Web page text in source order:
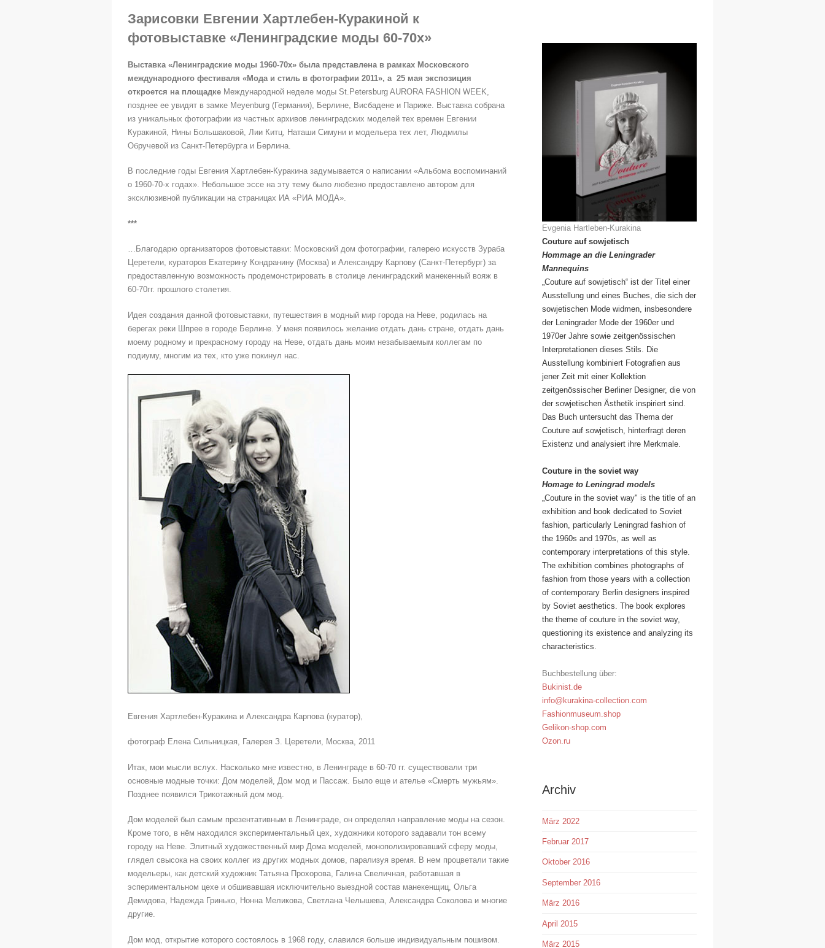
Зарисовки Евгении Хартлебен-Куракиной к
фотовыставке «Ленинградские моды 60-70х»
Выставка «Ленинградские моды 1960-70х» была представлена в рамках Московского
международного фестиваля «Мода и стиль в фотографии 2011», а 25 мая экспозиция
откроется на площадке Международной неделе моды St.Petersburg AURORA FASHION WEEK,
позднее ее увидят в замке Meyenburg (Германия), Берлине, Висбадене и Париже. Выставка собрана
из уникальных фотографии из частных архивов ленинградских моделей тех времен Евгении
Куракиной, Нины Большаковой, Лии Китц, Наташи Симуни и модельера тех лет, Людмилы
Обручевой из Санкт-Петербурга и Берлина.
В последние годы Евгения Хартлебен-Куракина задумывается о написании «Альбома воспоминаний
о 1960-70-х годах». Небольшое эссе на эту тему было любезно предоставлено автором для
эксклюзивной публикации на страницах ИА «РИА МОДА».
***
…Благодарю организаторов фотовыставки: Московский дом фотографии, галерею искусств Зураба
Церетели, кураторов Екатерину Кондранину (Москва) и Александру Карпову (Санкт-Петербург) за
предоставленную возможность продемонстрировать в столице ленинградский манекенный вояж в
60-70гг. прошлого столетия.
Идея создания данной фотовыставки, путешествия в модный мир города на Неве, родилась на
берегах реки Шпрее в городе Берлине. У меня появилось желание отдать дань стране, отдать дань
моему родному и прекрасному городу на Неве, отдать дань моим незабываемым коллегам по
подиуму, многим из тех, кто уже покинул нас.
Евгения Хартлебен-Куракина и Александра Карпова (куратор),
фотограф Елена Сильницкая, Галерея З. Церетели, Москва, 2011
Итак, мои мысли вслух. Насколько мне известно, в Ленинграде в 60-70 гг. существовали три
основные модные точки: Дом моделей, Дом мод и Пассаж. Было еще и ателье «Cмерть мужьям».
Позднее появился Трикотажный дом мод.
Дом моделей был самым презентативным в Ленинграде, он определял направление моды на сезон.
Кроме того, в нём находился экспериментальный цех, художники которого задавали тон всему
городу на Неве. Элитный художественный мир Дома моделей, монополизировавший сферу моды,
глядел свысока на своих коллег из других модных домов, парализуя время. В нем процветали такие
модельеры, как детский художник Татьяна Прохорова, Галина Свеличная, работавшая в
эспериментальном цехе и обшивавшая исключительно выездной состав манекенщиц, Ольга
Демидова, Надежда Гринько, Нонна Меликова, Светлана Челышева, Александра Соколова и многие
другие.
Дом мод, открытие которого состоялось в 1968 году, славился больше индивидуальным пошивом.
Evgenia Hartleben-Kurakina
Couture auf sowjetisch
Hommage an die Leningrader
Mannequins
„Couture auf sowjetisch“ ist der Titel einer
Ausstellung und eines Buches, die sich der
sowjetischen Mode widmen, insbesondere
der Leningrader Mode der 1960er und
1970er Jahre sowie zeitgenössischen
Interpretationen dieses Stils. Die
Ausstellung kombiniert Fotografien aus
jener Zeit mit einer Kollektion
zeitgenössischer Berliner Designer, die von
der sowjetischen Ästhetik inspiriert sind.
Das Buch untersucht das Thema der
Couture auf sowjetisch, hinterfragt deren
Existenz und analysiert ihre Merkmale.
Couture in the soviet way
Homage to Leningrad models
„Couture in the soviet way" is the title of an
exhibition and book dedicated to Soviet
fashion, particularly Leningrad fashion of
the 1960s and 1970s, as well as
contemporary interpretations of this style.
The exhibition combines photographs of
fashion from those years with a collection
of contemporary Berlin designers inspired
by Soviet aesthetics. The book explores
the theme of couture in the soviet way,
questioning its existence and analyzing its
characteristics.
Buchbestellung über:
Bukinist.de
info@kurakina-collection.com
Fashionmuseum.shop
Gelikon-shop.com
Ozon.ru
Archiv
März 2022
Februar 2017
Oktober 2016
September 2016
März 2016
April 2015
März 2015